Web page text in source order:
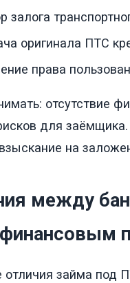
залога
оригинала ПТС
права
отсутствие
для
на
между
отличия займа под